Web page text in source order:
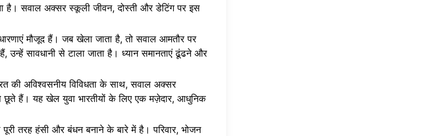
है। सवाल अक्सर स्कूली जीवन, दोस्ती और डेटिंग पर इस
मौजूद हैं। जब खेला जाता है, तो सवाल आमतौर पर
उन्हें सावधानी से टाला जाता है। ध्यान समानताएं ढूंढने और
की अविश्वसनीय विविधता के साथ, सवाल अक्सर
छूते हैं। यह खेल युवा भारतीयों के लिए एक मज़ेदार, आधुनिक
तरह हंसी और बंधन बनाने के बारे में है। परिवार, भोजन